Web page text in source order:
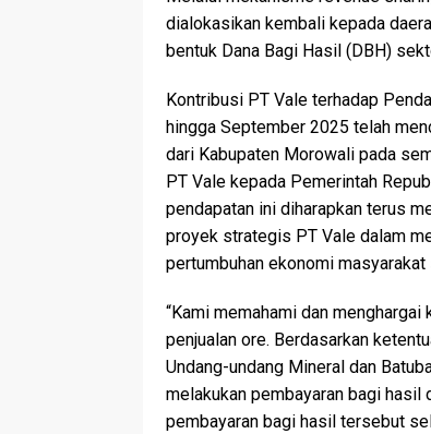
dialokasikan kembali kepada
bentuk Dana Bagi Hasil (DBH)
Kontribusi PT Vale terhadap
hingga September 2025 telah
dari Kabupaten Morowali pada
PT Vale kepada Pemerintah
pendapatan ini diharapkan terus
proyek strategis PT Vale dalam
pertumbuhan ekonomi
“Kami memahami dan
penjualan ore. Berdasarkan
Undang-undang Mineral dan
melakukan pembayaran bagi hasil
pembayaran bagi hasil tersebut